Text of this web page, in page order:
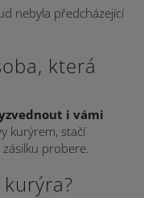
nebyla předcházející
která
i vámi
kurýrem, stačí
probere.